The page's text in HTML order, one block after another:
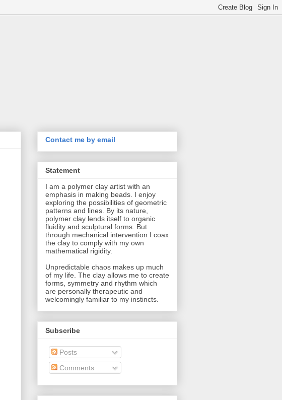
Contact me by email
Statement
I am a polymer clay artist with an
emphasis in making beads. I enjoy
exploring the possibilities of geometric
patterns and lines. By its nature,
polymer clay lends itself to organic
fluidity and sculptural forms. But
through mechanical intervention I coax
the clay to comply with my own
mathematical rigidity.
Unpredictable chaos makes up much
of my life. The clay allows me to create
forms, symmetry and rhythm which
are personally therapeutic and
welcomingly familiar to my instincts.
Subscribe
Posts
Comments